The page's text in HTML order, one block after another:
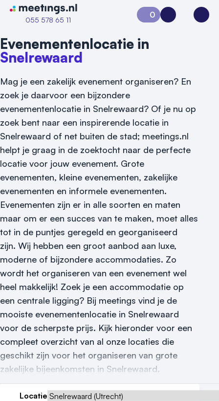
Naar home van Meetings
055 578 65 11
Vraag locatie aan
Locatiegids
Meld locatie aan
Nieuws
Reviews (5⭐️)
Contact
0
Aanvraag 0Inloggen
Evenementenlocatie in
Snelrewaard
Mag je een zakelijk evenement organiseren? En
zoek je daarvoor een bijzondere
evenementenlocatie in Snelrewaard? Of je nu op
zoek bent naar een inspirerende locatie in
Snelrewaard of net buiten de stad; meetings.nl
helpt je graag in de zoektocht naar de perfecte
locatie voor jouw evenement. Grote
evenementen, kleine evenementen, zakelijke
evenementen en informele evenementen.
Evenementen zijn er in alle soorten en maten
maar om er een succes van te maken, moet alles
tot in de puntjes geregeld en georganiseerd
zijn. Wij hebben een groot aanbod aan luxe,
moderne of bijzondere accommodaties. Zo
wordt het organiseren van een evenement wel
heel makkelijk! Zoek je een accommodatie op
een centrale ligging? Bij meetings vind je de
mooiste evenementenlocatie in Snelrewaard
voor de scherpste prijs. Kijk hieronder voor een
compleet overzicht van al onze locaties die
geschikt zijn voor het organiseren van grote
zakelijke bijeenkomsten in Snelrewaard.
Locatie